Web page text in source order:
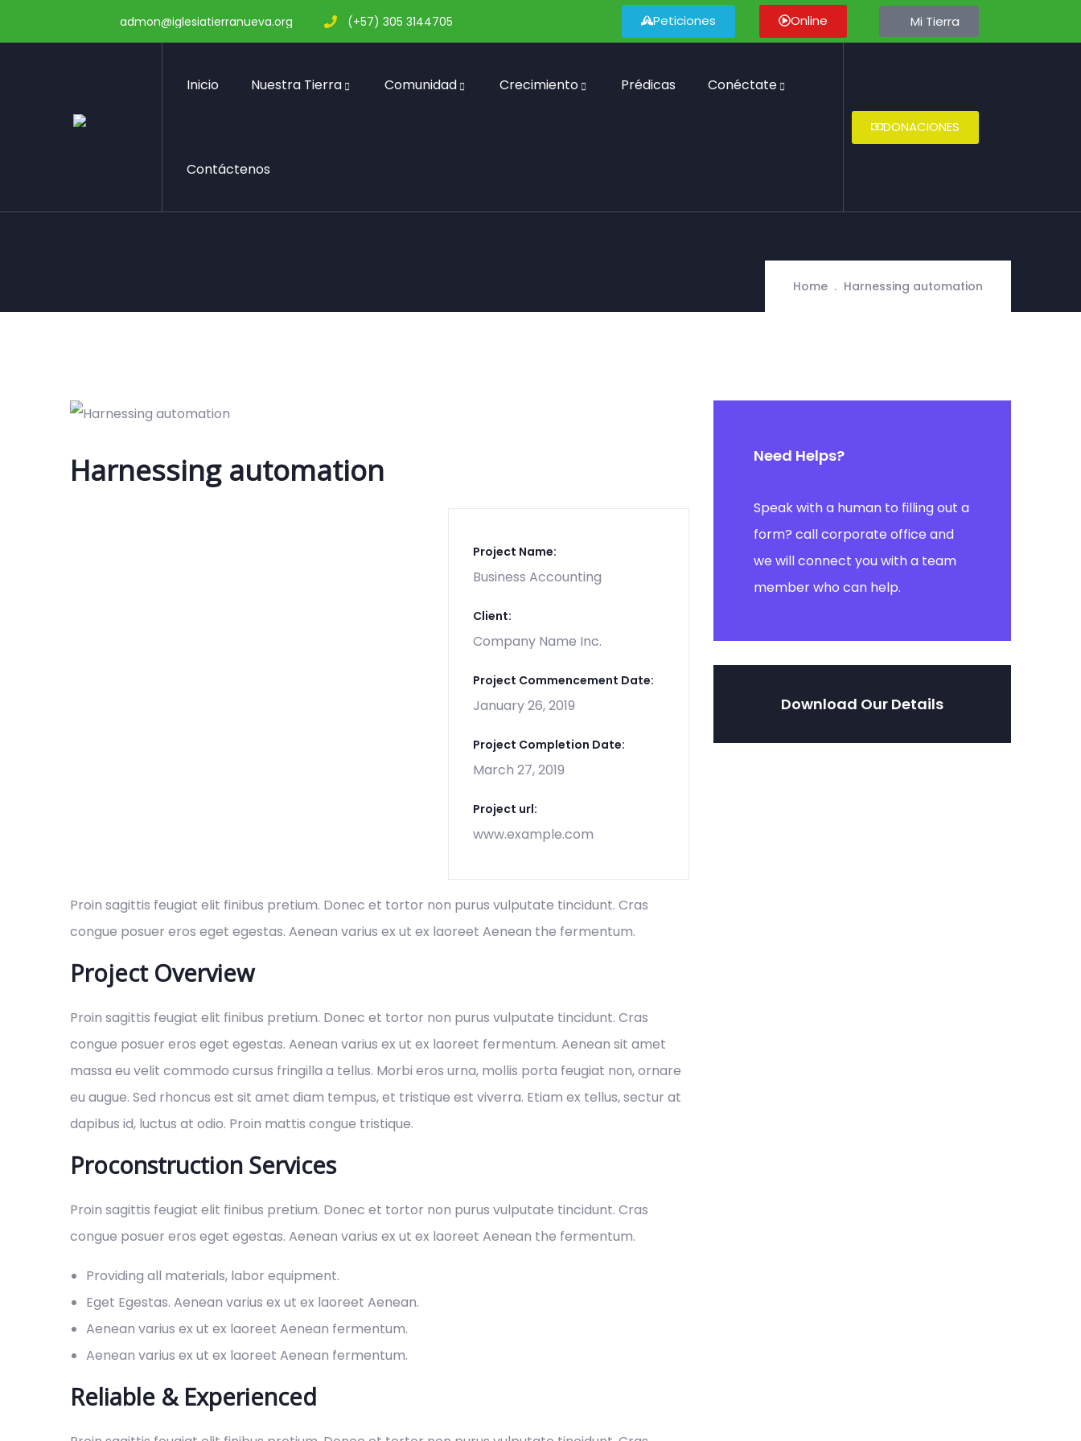
admon@iglesiatierranueva.org (+57) 305 3144705 Mi Tierra
Online
Peticiones
Inicio Nuestra Tierra Comunidad Crecimiento Prédicas Conéctate
Contáctenos
DONACIONES
Portfolio
Home Harnessing automation
Harnessing automation
Project Name:
Business Accounting
Client:
Company Name Inc.
Project Commencement Date:
January 26, 2019
Project Completion Date:
March 27, 2019
Project url:
www.example.com
Proin sagittis feugiat elit finibus pretium. Donec et tortor non purus vulputate tincidunt. Cras
congue posuer eros eget egestas. Aenean varius ex ut ex laoreet Aenean the fermentum.
Project Overview
Proin sagittis feugiat elit finibus pretium. Donec et tortor non purus vulputate tincidunt. Cras
congue posuer eros eget egestas. Aenean varius ex ut ex laoreet fermentum. Aenean sit amet
massa eu velit commodo cursus fringilla a tellus. Morbi eros urna, mollis porta feugiat non, ornare
eu augue. Sed rhoncus est sit amet diam tempus, et tristique est viverra. Etiam ex tellus, sectur at
dapibus id, luctus at odio. Proin mattis congue tristique.
Proconstruction Services
Proin sagittis feugiat elit finibus pretium. Donec et tortor non purus vulputate tincidunt. Cras
congue posuer eros eget egestas. Aenean varius ex ut ex laoreet Aenean the fermentum.
Providing all materials, labor equipment.
Eget Egestas. Aenean varius ex ut ex laoreet Aenean.
Aenean varius ex ut ex laoreet Aenean fermentum.
Aenean varius ex ut ex laoreet Aenean fermentum.
Reliable & Experienced
Need Helps?
Speak with a human to filling out a
form? call corporate office and
we will connect you with a team
member who can help.
Download Our Details